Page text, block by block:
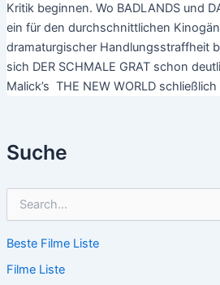
Suche
h
n
Beste Filme Liste
Filme Liste
Kritik beginnen. Wo BADLANDS und
ein für den durchschnittlichen
dramaturgischer Handlungsstraffheit
sich DER SCHMALE GRAT schon
Malick’s THE NEW WORLD